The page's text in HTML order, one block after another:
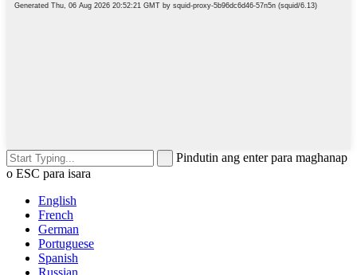
Pindutin ang enter para maghanap
o ESC para isara
English
French
German
Portuguese
Spanish
Russian